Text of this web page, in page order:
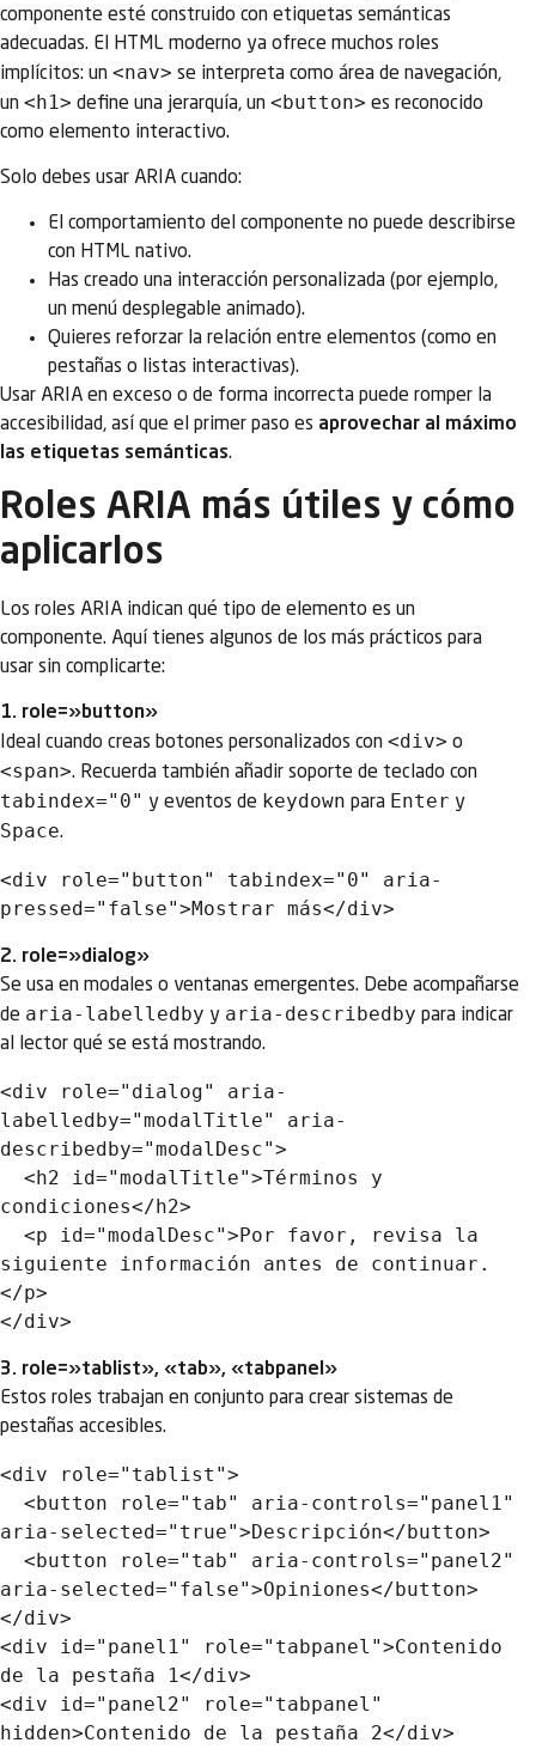
componente esté construido con etiquetas semánticas
adecuadas. El HTML moderno ya ofrece muchos roles
implícitos: un <nav> se interpreta como área de navegación,
un <h1> define una jerarquía, un <button> es reconocido
como elemento interactivo.
Solo debes usar ARIA cuando:
El comportamiento del componente no puede describirse
con HTML nativo.
Has creado una interacción personalizada (por ejemplo,
un menú desplegable animado).
Quieres reforzar la relación entre elementos (como en
pestañas o listas interactivas).
Usar ARIA en exceso o de forma incorrecta puede romper la
accesibilidad, así que el primer paso es aprovechar al máximo
las etiquetas semánticas.
Roles ARIA más útiles y cómo
aplicarlos
Los roles ARIA indican qué tipo de elemento es un
componente. Aquí tienes algunos de los más prácticos para
usar sin complicarte:
1. role=»button»
Ideal cuando creas botones personalizados con <div> o
<span>. Recuerda también añadir soporte de teclado con
tabindex="0" y eventos de keydown para Enter y
Space.
<div role="button" tabindex="0" aria-
2. role=»dialog»
Se usa en modales o ventanas emergentes. Debe acompañarse
de aria-labelledby y aria-describedby para indicar
al lector qué se está mostrando.
<div role="dialog" aria-
labelledby="modalTitle" aria-
describedby="modalDesc">
condiciones</h2>
siguiente información antes de continuar.
</p>
3. role=»tablist», «tab», «tabpanel»
Estos roles trabajan en conjunto para crear sistemas de
pestañas accesibles.
<div role="tablist">
aria-selected="true">Descripción</button>
aria-selected="false">Opiniones</button>
</div>
<div id="panel1" role="tabpanel">Contenido
de la pestaña 1</div>
<div id="panel2" role="tabpanel"